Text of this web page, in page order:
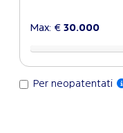
Max: € 30.000
Per neopatentati